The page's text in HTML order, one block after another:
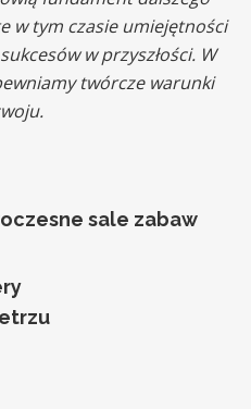
w tym czasie umiejętności
w przyszłości. W
twórcze warunki
sale zabaw